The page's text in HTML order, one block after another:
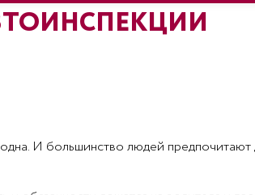
И большинство людей